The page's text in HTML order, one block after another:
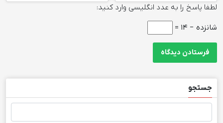
لطفا پاسخ را به عدد انگلیسی وارد کنید:
شانزده − 14 =
جستجو
جستجو
برای: